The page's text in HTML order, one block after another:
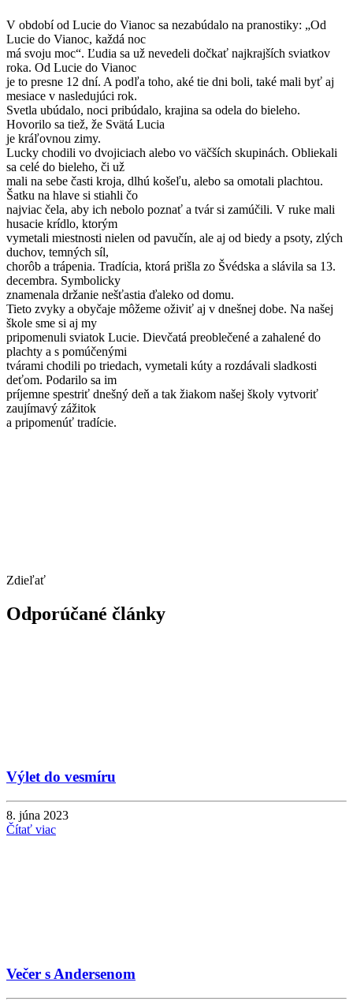
V období od Lucie do Vianoc sa nezabúdalo na pranostiky: „Od
Lucie do Vianoc, každá noc
má svoju moc“. Ľudia sa už nevedeli dočkať najkrajších sviatkov
roka. Od Lucie do Vianoc
je to presne 12 dní. A podľa toho, aké tie dni boli, také mali byť aj
mesiace v nasledujúci rok.
Svetla ubúdalo, noci pribúdalo, krajina sa odela do bieleho.
Hovorilo sa tiež, že Svätá Lucia
je kráľovnou zimy.
Lucky chodili vo dvojiciach alebo vo väčších skupinách. Obliekali
sa celé do bieleho, či už
mali na sebe časti kroja, dlhú košeľu, alebo sa omotali plachtou.
Šatku na hlave si stiahli čo
najviac čela, aby ich nebolo poznať a tvár si zamúčili. V ruke mali
husacie krídlo, ktorým
vymetali miestnosti nielen od pavučín, ale aj od biedy a psoty, zlých
duchov, temných síl,
chorôb a trápenia. Tradícia, ktorá prišla zo Švédska a slávila sa 13.
decembra. Symbolicky
znamenala držanie nešťastia ďaleko od domu.
Tieto zvyky a obyčaje môžeme oživiť aj v dnešnej dobe. Na našej
škole sme si aj my
pripomenuli sviatok Lucie. Dievčatá preoblečené a zahalené do
plachty a s pomúčenými
tvárami chodili po triedach, vymetali kúty a rozdávali sladkosti
deťom. Podarilo sa im
príjemne spestriť dnešný deň a tak žiakom našej školy vytvoriť
zaujímavý zážitok
a pripomenúť tradície.
Zdieľať
Odporúčané články
Výlet do vesmíru
8. júna 2023
Čítať viac
Večer s Andersenom